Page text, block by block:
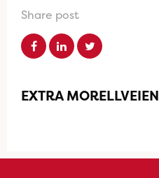
Share post
EXTRA MORELLVEIEN